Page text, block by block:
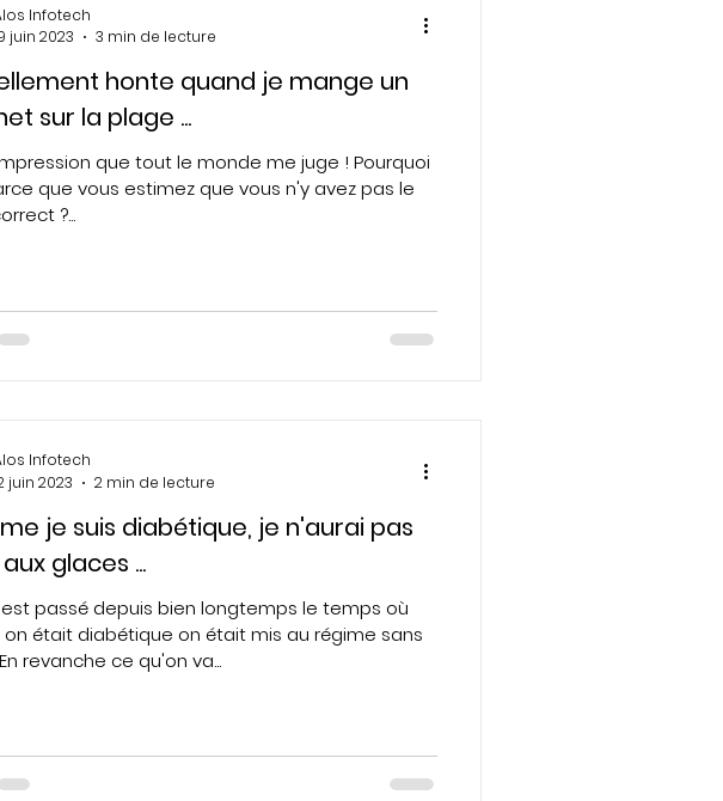
honte quand je mange un
sur la plage ...
que tout le monde me juge ! Pourquoi
que vous estimez que vous n'y avez pas le
?...
Infotech
juin 2023
3 min de lecture
je suis diabétique, je n'aurai pas
glaces ...
est passé depuis bien longtemps le temps où
on était diabétique on était mis au régime sans
revanche ce qu'on va...
Infotech
juin 2023
2 min de lecture